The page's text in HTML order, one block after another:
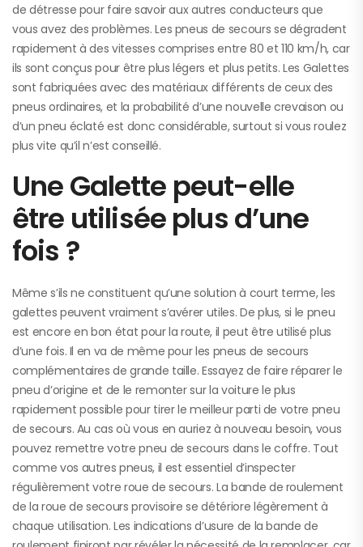
de détresse pour faire savoir aux autres conducteurs que
vous avez des problèmes. Les pneus de secours se dégradent
rapidement à des vitesses comprises entre 80 et 110 km/h, car
ils sont conçus pour être plus légers et plus petits. Les Galettes
sont fabriquées avec des matériaux différents de ceux des
pneus ordinaires, et la probabilité d’une nouvelle crevaison ou
d’un pneu éclaté est donc considérable, surtout si vous roulez
plus vite qu’il n’est conseillé.
Une Galette peut-elle
être utilisée plus d’une
fois ?
Même s’ils ne constituent qu’une solution à court terme, les
galettes peuvent vraiment s’avérer utiles. De plus, si le pneu
est encore en bon état pour la route, il peut être utilisé plus
d’une fois. Il en va de même pour les pneus de secours
complémentaires de grande taille. Essayez de faire réparer le
pneu d’origine et de le remonter sur la voiture le plus
rapidement possible pour tirer le meilleur parti de votre pneu
de secours. Au cas où vous en auriez à nouveau besoin, vous
pouvez remettre votre pneu de secours dans le coffre. Tout
comme vos autres pneus, il est essentiel d’inspecter
régulièrement votre roue de secours. La bande de roulement
de la roue de secours provisoire se détériore légèrement à
chaque utilisation. Les indications d’usure de la bande de